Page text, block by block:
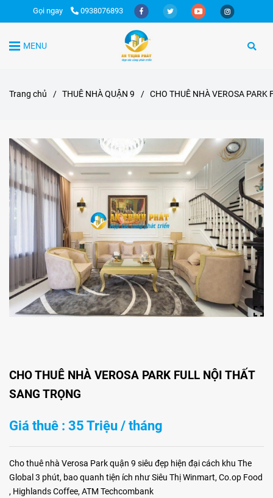
Gọi ngay 0938076893
MENU
Trang chủ / THUÊ NHÀ QUẬN 9 / CHO THUÊ NHÀ VEROSA PARK
CHO THUÊ NHÀ VEROSA PARK FULL NỘI THẤT
SANG TRỌNG
Giá thuê : 35 Triệu / tháng
Cho thuê nhà Verosa Park quận 9 siêu đẹp hiện đại cách khu The
Global 3 phút, bao quanh tiện ích như Siêu Thị Winmart, Co.op Food
, Highlands Coffee, ATM Techcombank